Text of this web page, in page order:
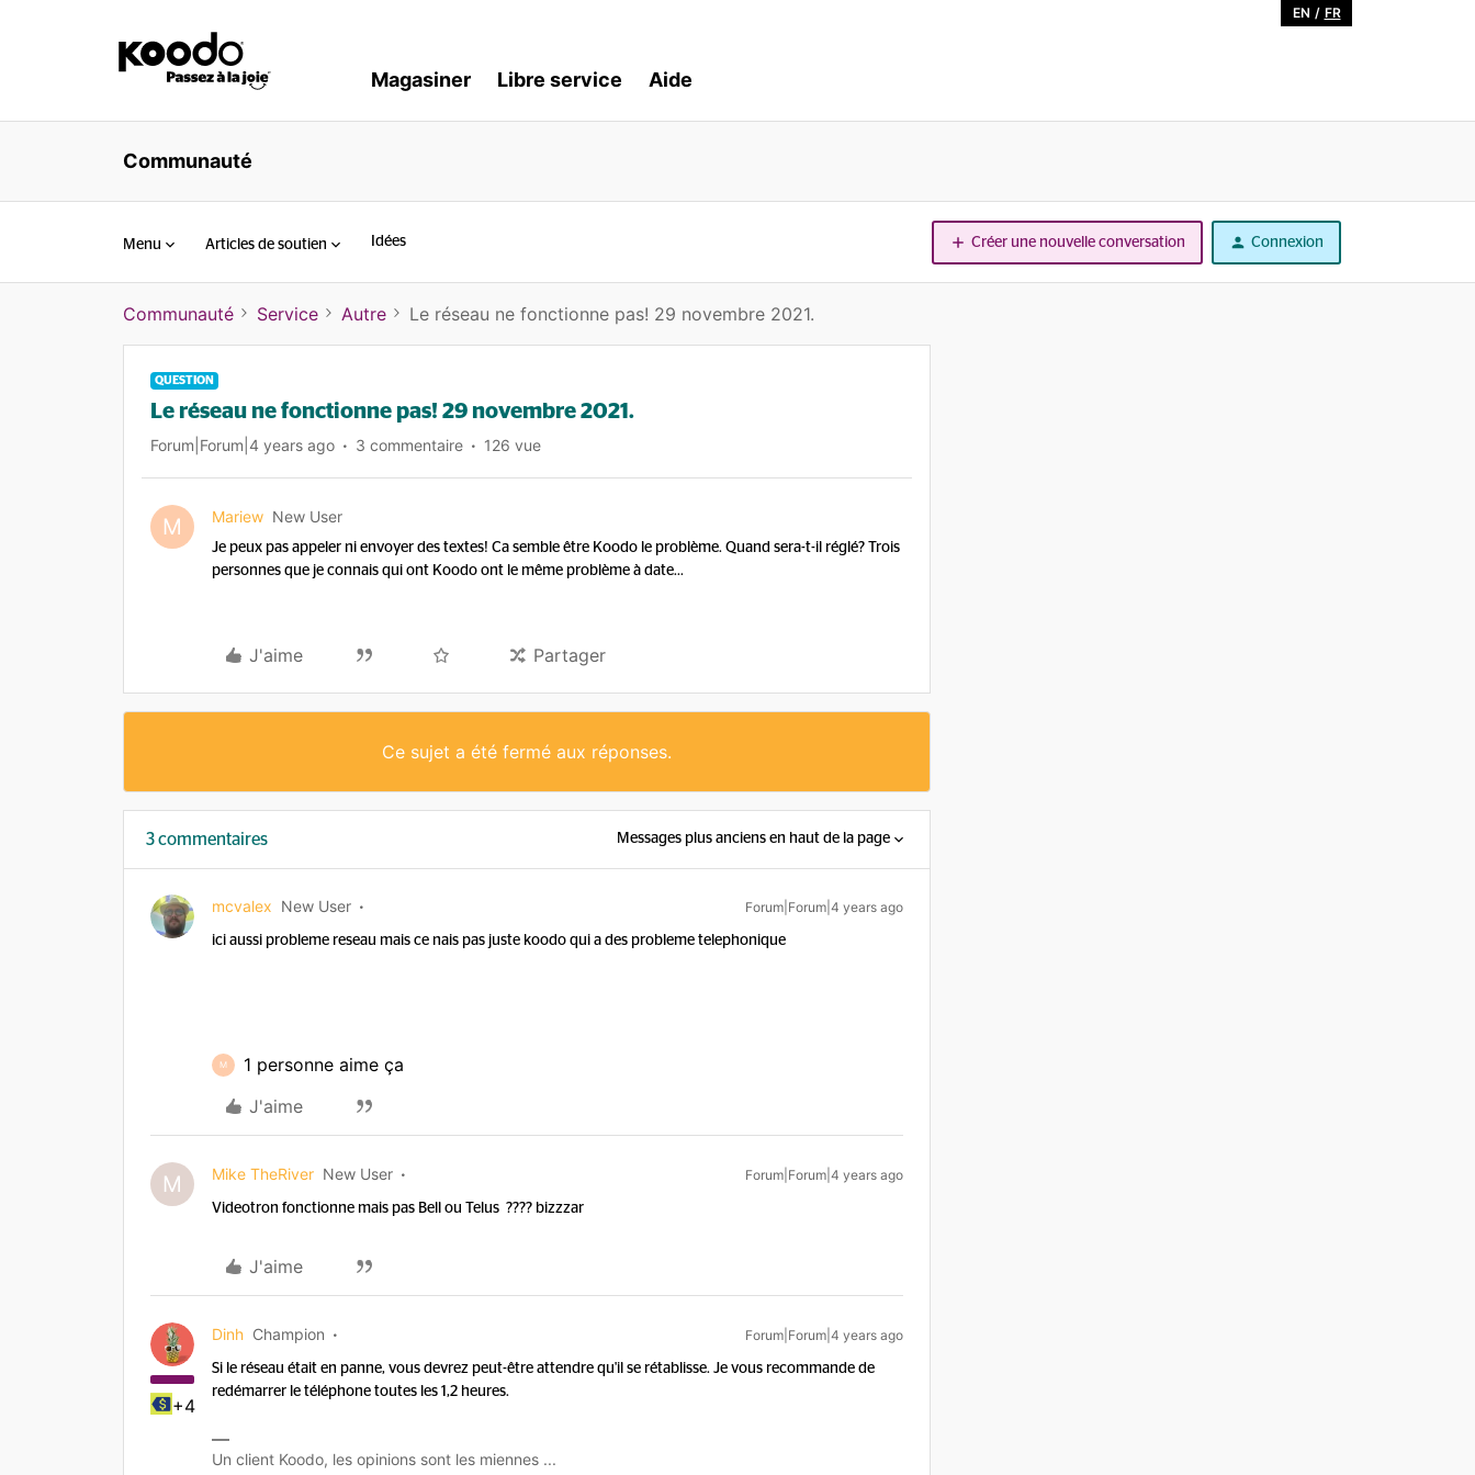
EN / FR
Magasiner Libre service Aide
Communauté
Menu Articles de soutien Idées Créer une nouvelle conversation Connexion
Communauté Service Autre Le réseau ne fonctionne pas! 29 novembre 2021.
QUESTION
Le réseau ne fonctionne pas! 29 novembre 2021.
Forum|Forum|4 years ago 3 commentaire 126 vue
M Mariew New User
Je peux pas appeler ni envoyer des textes! Ca semble être Koodo le problème. Quand sera-t-il réglé? Trois
personnes que je connais qui ont Koodo ont le même problème à date...
J'aime Partager
Ce sujet a été fermé aux réponses.
3 commentaires Messages plus anciens en haut de la page
mcvalex New User Forum|Forum|4 years ago
ici aussi probleme reseau mais ce nais pas juste koodo qui a des probleme telephonique
M
1 personne aime ça
J'aime
M Mike TheRiver New User Forum|Forum|4 years ago
Videotron fonctionne mais pas Bell ou Telus ???? bizzzar
J'aime
+4
Dinh Champion Forum|Forum|4 years ago
Si le réseau était en panne, vous devrez peut-être attendre qu'il se rétablisse. Je vous recommande de
redémarrer le téléphone toutes les 1,2 heures.
Un client Koodo, les opinions sont les miennes ...